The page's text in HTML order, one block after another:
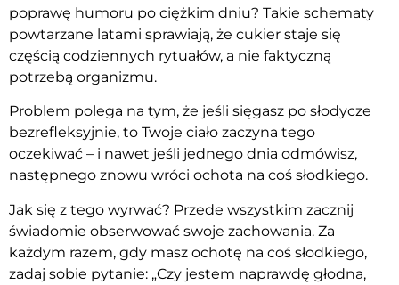
poprawę humoru po ciężkim dniu? Takie schematy
powtarzane latami sprawiają, że cukier staje się
częścią codziennych rytuałów, a nie faktyczną
potrzebą organizmu.
Problem polega na tym, że jeśli sięgasz po słodycze
bezrefleksyjnie, to Twoje ciało zaczyna tego
oczekiwać – i nawet jeśli jednego dnia odmówisz,
następnego znowu wróci ochota na coś słodkiego.
Jak się z tego wyrwać? Przede wszystkim zacznij
świadomie obserwować swoje zachowania. Za
każdym razem, gdy masz ochotę na coś słodkiego,
zadaj sobie pytanie: „Czy jestem naprawdę głodna,